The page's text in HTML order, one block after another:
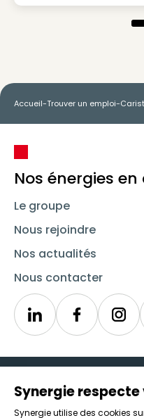
Accueil-Trouver un emploi-
Nos énergies
Le groupe
Nous rejoindre
Nos actualités
Nous contacter
LinkedinSynergie
Icône d'illustration
Candidats